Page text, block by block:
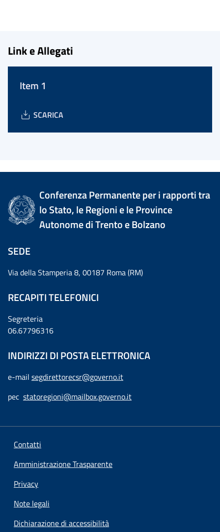
Link e Allegati
Item 1
SCARICA
Conferenza Permanente per i rapporti tra
lo Stato, le Regioni e le Province
Autonome di Trento e Bolzano
SEDE
Via della Stamperia 8, 00187 Roma (RM)
RECAPITI TELEFONICI
Segreteria
06.67796316
INDIRIZZI DI POSTA ELETTRONICA
e-mail segdirettorecsr@governo.it
pec statoregioni@mailbox.governo.it
Contatti
Amministrazione Trasparente
Privacy
Note legali
Dichiarazione di accessibilità